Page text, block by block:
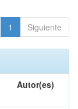
1 Siguiente
Autor(es)